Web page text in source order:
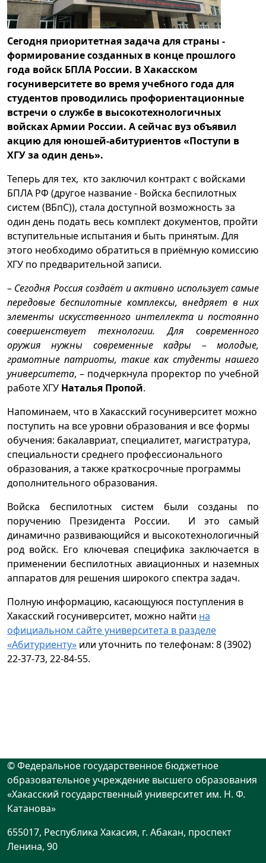
Сегодня приоритетная задача для страны -
формирование созданных в конце прошлого
года войск БПЛА России. В Хакасском
госуниверситете во время учебного года для
студентов проводились профориентационные
встречи о службе в высокотехнологичных
войсках Армии России. А сейчас вуз объявил
акцию для юношей-абитуриентов «Поступи в
ХГУ за один день».
Теперь для тех, кто заключил контракт с войсками
БПЛА РФ (другое название - Войска беспилотных
систем (ВБпС)), стала доступной возможность за
один день подать весь комплект документов, пройти
вступительные испытания и быть принятым. Для
этого необходимо обратиться в приёмную комиссию
ХГУ по предварительной записи.
– Сегодня Россия создаёт и активно использует самые
передовые беспилотные комплексы, внедряет в них
элементы искусственного интеллекта и постоянно
совершенствует технологии. Для современного
оружия нужны современные кадры – молодые,
грамотные патриоты, такие как студенты нашего
университета, – подчеркнула проректор по учебной
работе ХГУ Наталья Пропой.
Напоминаем, что в Хакасский госуниверситет можно
поступить на все уровни образования и все формы
обучения: бакалавриат, специалитет, магистратура,
специальности среднего профессионального
образования, а также краткосрочные программы
дополнительного образования.
Войска беспилотных систем были созданы по
поручению Президента России. И это самый
динамично развивающийся и высокотехнологичный
род войск. Его ключевая специфика заключается в
применении беспилотных авиационных и наземных
аппаратов для решения широкого спектра задач.
Полную информацию, касающуюся поступления в
Хакасский госуниверситет, можно найти на
официальном сайте университета в разделе
«Абитуриенту» или уточнить по телефонам: 8 (3902)
22-37-73, 22-84-55.
© Федеральное государственное бюджетное
образовательное учреждение высшего образования
«Хакасский государственный университет им. Н. Ф.
Катанова»
655017, Республика Хакасия, г. Абакан, проспект
Ленина, 90